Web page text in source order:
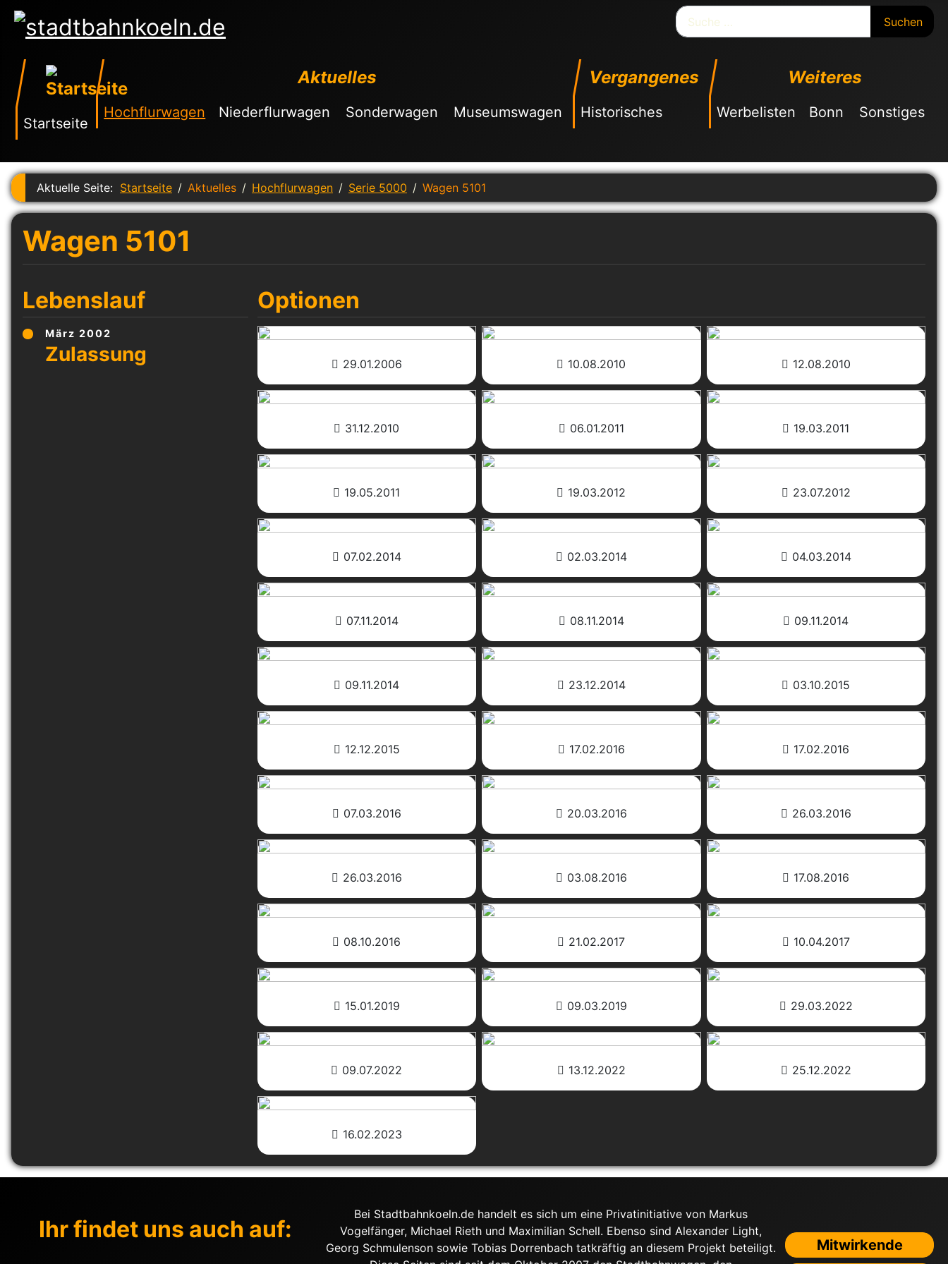
Suchen
Startseite
Aktuelles
Hochflurwagen Niederflurwagen Sonderwagen Museumswagen
Vergangenes
Historisches
Weiteres
Werbelisten Bonn Sonstiges
Aktuelle Seite: Startseite Aktuelles Hochflurwagen Serie 5000 Wagen 5101
Wagen 5101
Lebenslauf
März 2002
Optionen
29.01.2006 10.08.2010 12.08.2010
31.12.2010 06.01.2011 19.03.2011
19.05.2011 19.03.2012 23.07.2012
07.02.2014 02.03.2014 04.03.2014
07.11.2014 08.11.2014 09.11.2014
09.11.2014 23.12.2014 03.10.2015
12.12.2015 17.02.2016 17.02.2016
07.03.2016 20.03.2016 26.03.2016
26.03.2016 03.08.2016 17.08.2016
08.10.2016 21.02.2017 10.04.2017
15.01.2019 09.03.2019 29.03.2022
09.07.2022 13.12.2022 25.12.2022
16.02.2023
Ihr findet uns auch auf:
Bei Stadtbahnkoeln.de handelt es sich um eine Privatinitiative von Markus
Vogelfänger, Michael Rieth und Maximilian Schell. Ebenso sind Alexander Light,
Georg Schmulenson sowie Tobias Dorrenbach tatkräftig an diesem Projekt beteiligt.
Mitwirkende